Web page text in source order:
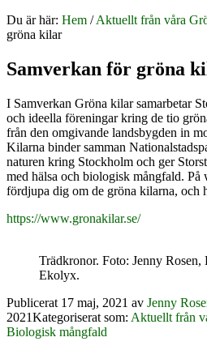
Du är här: Hem / Aktuellt från våra
gröna kilar
Samverkan för gröna
I Samverkan Gröna kilar samarbetar
och ideella föreningar kring de tio
från den omgivande landsbygden in
Kilarna binder samman
naturen kring Stockholm och ger
med hälsa och biologisk mångfald. På
fördjupa dig om de gröna kilarna, och
https://www.gronakilar.se/
Trädkronor. Foto: Jenny Rosen,
Ekolyx.
Publicerat 17 maj, 2021 av Jenny
2021Kategoriserat som: Aktuellt från
Biologisk mångfald